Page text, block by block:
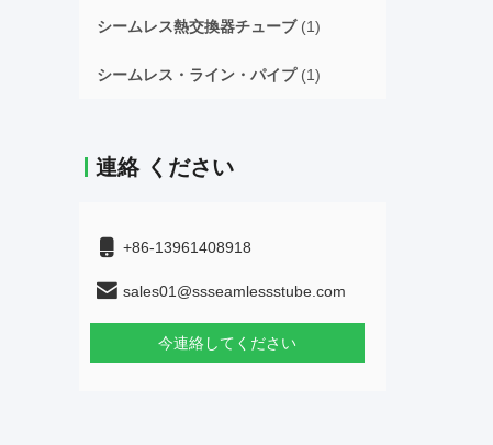
シームレス熱交換器チューブ(1)
シームレス・ライン・パイプ(1)
連絡 ください
+86-13961408918
sales01@ssseamlessstube.com
今連絡してください